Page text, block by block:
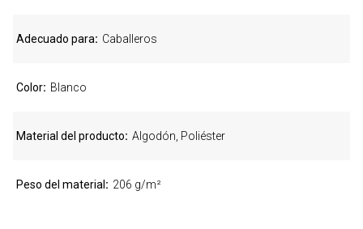
Adecuado para Caballeros
Color Blanco
Material del producto Algodón, Poliéster
Peso del material 206 g/m²